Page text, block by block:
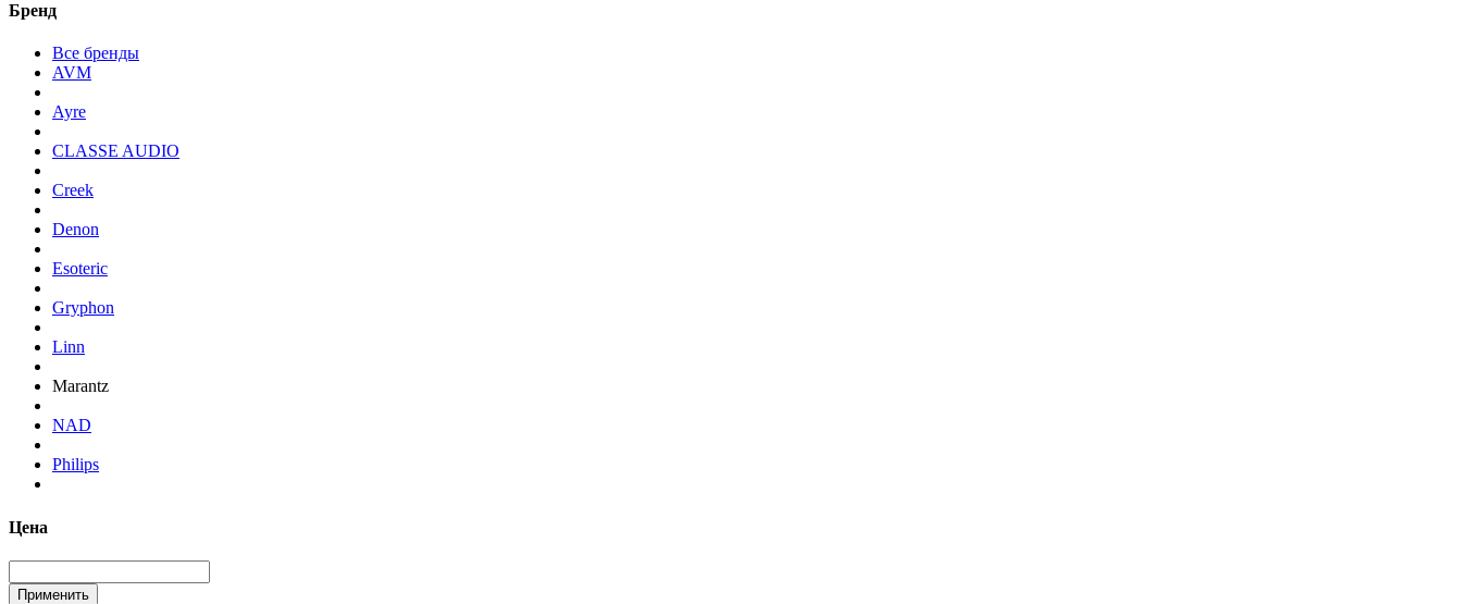
Бренд
Все бренды
AVM
Ayre
CLASSE AUDIO
Creek
Denon
Esoteric
Gryphon
Linn
Marantz
NAD
Philips
Цена